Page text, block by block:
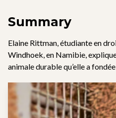
Summary
Elaine Rittman, étudiante en
Windhoek, en Namibie,
animale durable qu’elle a fondée